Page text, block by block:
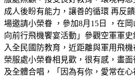
成人後盼有能力，讓善的循環 再反
場邀請小榮眷 ，參加8月15日 ，在
向前行飛機饗宴活動」參觀空軍軍
入全民國防教育，近距離與軍用飛
榮服處小榮眷相見歡，很有感，畫
及全體合唱，「因為有你，愛常在